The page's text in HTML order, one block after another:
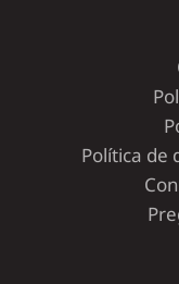
Política de